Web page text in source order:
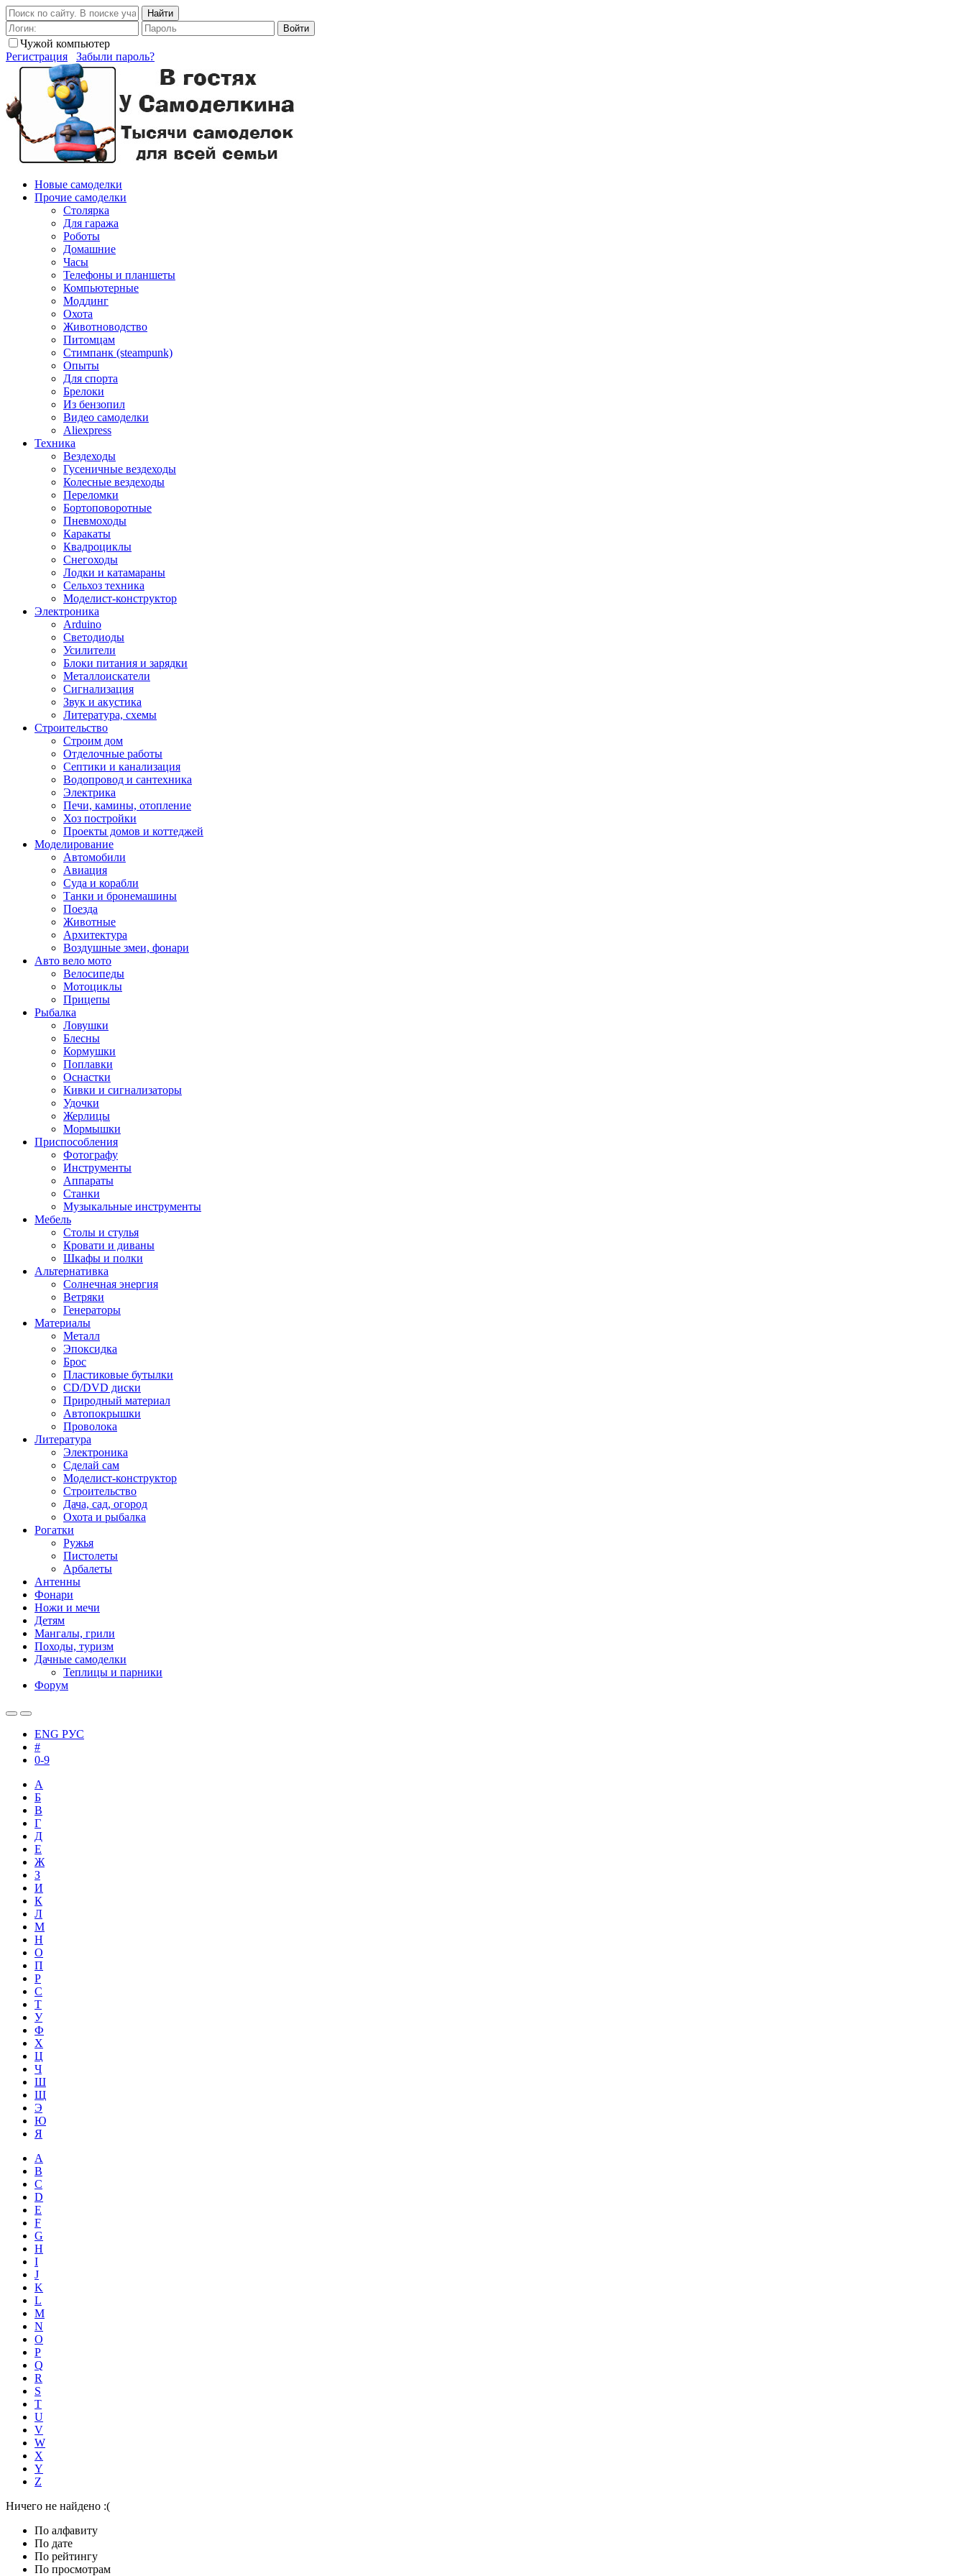
Найти
Войти
Чужой компьютер
Регистрация
Забыли пароль?
Новые самоделки
Прочие самоделки
Столярка
Для гаража
Роботы
Домашние
Часы
Телефоны и планшеты
Компьютерные
Моддинг
Охота
Животноводство
Питомцам
Стимпанк (steampunk)
Опыты
Для спорта
Брелоки
Из бензопил
Видео самоделки
Aliexpress
Техника
Вездеходы
Гусеничные вездеходы
Колесные вездеходы
Переломки
Бортоповоротные
Пневмоходы
Каракаты
Квадроциклы
Снегоходы
Лодки и катамараны
Сельхоз техника
Моделист-конструктор
Электроника
Arduino
Светодиоды
Усилители
Блоки питания и зарядки
Металлоискатели
Сигнализация
Звук и акустика
Литература, схемы
Строительство
Строим дом
Отделочные работы
Септики и канализация
Водопровод и сантехника
Электрика
Печи, камины, отопление
Хоз постройки
Проекты домов и коттеджей
Моделирование
Автомобили
Авиация
Суда и корабли
Танки и бронемашины
Поезда
Животные
Архитектура
Воздушные змеи, фонари
Авто вело мото
Велосипеды
Мотоциклы
Прицепы
Рыбалка
Ловушки
Блесны
Кормушки
Поплавки
Оснастки
Кивки и сигнализаторы
Удочки
Жерлицы
Мормышки
Приспособления
Фотографу
Инструменты
Аппараты
Станки
Музыкальные инструменты
Мебель
Столы и стулья
Кровати и диваны
Шкафы и полки
Альтернативка
Солнечная энергия
Ветряки
Генераторы
Материалы
Металл
Эпоксидка
Брос
Пластиковые бутылки
CD/DVD диски
Природный материал
Автопокрышки
Проволока
Литература
Электроника
Сделай сам
Моделист-конструктор
Строительство
Дача, сад, огород
Охота и рыбалка
Рогатки
Ружья
Пистолеты
Арбалеты
Антенны
Фонари
Ножи и мечи
Детям
Мангалы, грили
Походы, туризм
Дачные самоделки
Теплицы и парники
Форум
ENG РУС
#
0-9
А
Б
В
Г
Д
Е
Ж
З
И
К
Л
М
Н
О
П
Р
С
Т
У
Ф
Х
Ц
Ч
Ш
Щ
Э
Ю
Я
A
B
C
D
E
F
G
H
I
J
K
L
M
N
O
P
Q
R
S
T
U
V
W
X
Y
Z
Ничего не найдено :(
По алфавиту
По дате
По рейтингу
По просмотрам